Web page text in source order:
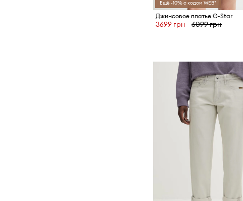
Ещё -10% с кодом WEB*
Джинсовое платье G-Star
3699 грн 6099 грн